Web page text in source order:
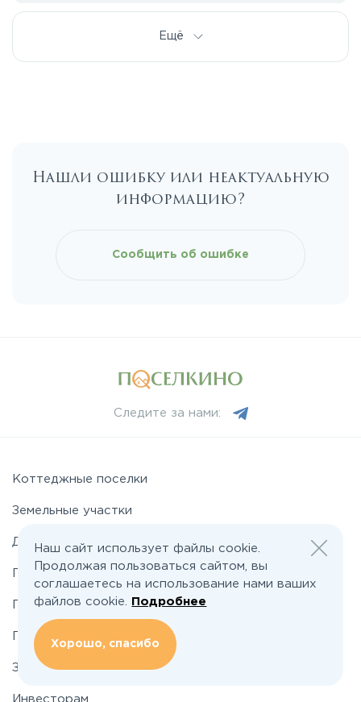
Каширское
Новорижское
Носовихинское
Пятницкое
Рогачёвское
Ещё
Нашли ошибку или неактуальную
информацию?
Сообщить об ошибке
Следите за нами:
Коттеджные поселки
Земельные участки
Дома
Подряды домов
Промышленные поселки
Промышленные участки
Застройщикам
Инвесторам
Наш сайт использует файлы cookie.
Продолжая пользоваться сайтом, вы
соглашаетесь на использование нами ваших
файлов cookie.
Подробнее
Хорошо, спасибо